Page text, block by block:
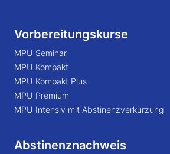
Vorbereitungskurse
MPU Seminar
MPU Kompakt
MPU Kompakt Plus
MPU Premium
MPU Intensiv mit Abstinenzverkürzung
Abstinenznachweis